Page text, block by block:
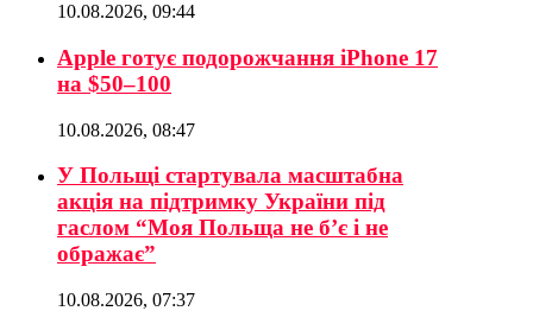
10.08.2026, 09:44
Apple готує подорожчання iPhone 17
на $50–100
10.08.2026, 08:47
У Польщі стартувала масштабна
акція на підтримку України під
гаслом “Моя Польща не б’є і не
ображає”
10.08.2026, 07:37